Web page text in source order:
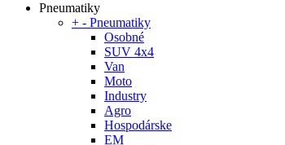
Pneumatiky
+ - Pneumatiky
Osobné
SUV 4x4
Van
Moto
Industry
Agro
Hospodárske
EM